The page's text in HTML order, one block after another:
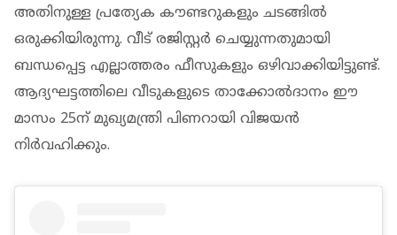
അതിനുള്ള പ്രത്യേക കൗണ്ടറുകളും ചടങ്ങിൽ
ഒരുക്കിയിരുന്നു. വീട് രജിസ്റ്റർ ചെയ്യുന്നതുമായി
ബന്ധപ്പെട്ട എല്ലാത്തരം ഫീസുകളും ഒഴിവാക്കിയിട്ടുണ്ട്.
ആദ്യഘട്ടത്തിലെ വീടുകളുടെ താക്കോൽദാനം ഈ
മാസം 25ന് മുഖ്യമന്ത്രി പിണറായി വിജയൻ
നിർവഹിക്കും.